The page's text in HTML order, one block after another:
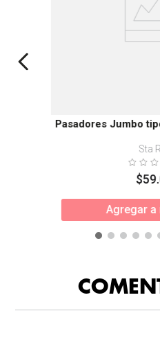
Pasadores Jumbo
Sta
$59.
Agregar a